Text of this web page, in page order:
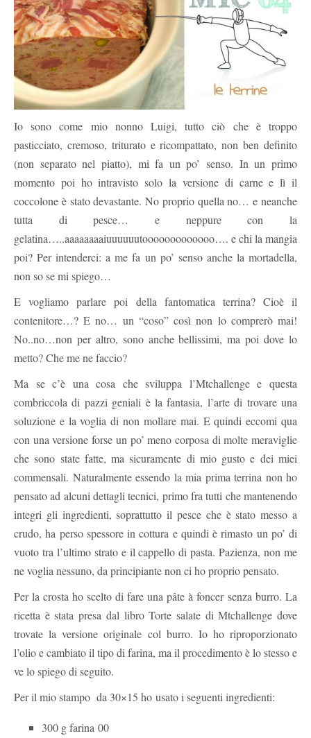
Io sono come mio nonno Luigi, tutto ciò che è troppo
pasticciato, cremoso, triturato e ricompattato, non ben definito
(non separato nel piatto), mi fa un po’ senso. In un primo
momento poi ho intravisto solo la versione di carne e lì il
coccolone è stato devastante. No proprio quella no… e neanche
tutta di pesce… e neppure con la
gelatina…..aaaaaaaaiuuuuuutooooooooooooo…. e chi la mangia
poi? Per intenderci: a me fa un po’ senso anche la mortadella,
non so se mi spiego…
E vogliamo parlare poi della fantomatica terrina? Cioè il
contenitore…? E no… un “coso” così non lo comprerò mai!
No..no…non per altro, sono anche bellissimi, ma poi dove lo
metto? Che me ne faccio?
Ma se c’è una cosa che sviluppa l’Mtchallenge e questa
combriccola di pazzi geniali è la fantasia, l’arte di trovare una
soluzione e la voglia di non mollare mai. E quindi eccomi qua
con una versione forse un po’ meno corposa di molte meraviglie
che sono state fatte, ma sicuramente di mio gusto e dei miei
commensali. Naturalmente essendo la mia prima terrina non ho
pensato ad alcuni dettagli tecnici, primo fra tutti che mantenendo
integri gli ingredienti, soprattutto il pesce che è stato messo a
crudo, ha perso spessore in cottura e quindi è rimasto un po’ di
vuoto tra l’ultimo strato e il cappello di pasta. Pazienza, non me
ne voglia nessuno, da principiante non ci ho proprio pensato.
Per la crosta ho scelto di fare una pâte à foncer senza burro. La
ricetta è stata presa dal libro Torte salate di Mtchallenge dove
trovate la versione originale col burro. Io ho riproporzionato
l’olio e cambiato il tipo di farina, ma il procedimento è lo stesso e
ve lo spiego di seguito.
Per il mio stampo da 30×15 ho usato i seguenti ingredienti:
300 g farina 00